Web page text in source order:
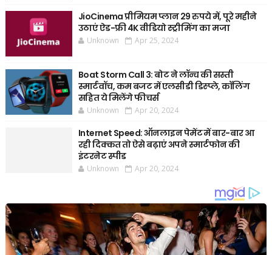
JioCinema प्रीमियम प्लान 29 रुपये में, पूरे महीने
उठाएं ऐड-फ्री 4K वीडियो स्ट्रीमिंग का मजा
Unknown Apr 25, 2024
Boat Storm Call 3: बोट ने लॉन्च की सस्ती
स्मार्टवॉच, कम बजट में एलसीडी डिस्प्ले, कॉलिंग
सहित ये मिलेंगे फीचर्स
Unknown Apr 20, 2024
Internet Speed: ऑनलाइन पेमेंट में बार-बार आ
रही दिक्कत तो ऐसे बढ़ाएं अपने स्मार्टफोन की
इंटरनेट स्पीड
Unknown Apr 20, 2024